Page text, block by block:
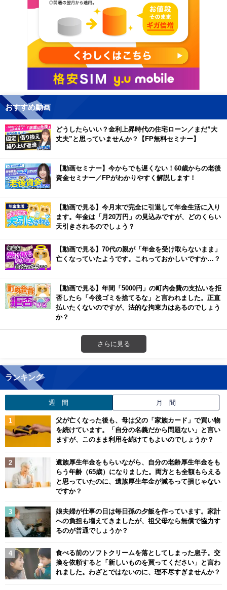
おすすめ動画
どうしたらいい？金利上昇時代の住宅ローン／まだ”大
丈夫”と思っていませんか？【FP無料セミナー】
【動画セミナー】今からでも遅くない！60歳からの老後
資金セミナー／FPがわかりやすく解説します！
【動画で見る】今月末で完全に引退して年金生活に入り
ます。年金は「月20万円」の見込みですが、どのくらい
天引きされるのでしょう？
【動画で見る】70代の親が「年金を受け取らないまま」
亡くなっていたようです。これっておかしいですか…？
【動画で見る】年間「5000円」の町内会費の支払いを拒
否したら「今後ゴミを捨てるな」と言われました。正直
払いたくないのですが、法的な拘束力はあるのでしょう
か？
さらに見る
ランキング
週 間 月 間
父が亡くなった後も、母は父の「家族カード」で買い物
を続けています。「自分の名義だから問題ない」と言い
ますが、このまま利用を続けてもよいのでしょうか？
遺族厚生年金をもらいながら、自分の老齢厚生年金をも
らう年齢（65歳）になりました。両方とも全額もらえる
と思っていたのに、遺族厚生年金が減るって損じゃない
ですか？
娘夫婦が仕事の日は毎日孫の夕飯を作っています。家計
への負担も増えてきましたが、祖父母なら無償で協力す
るのが普通でしょうか？
食べる前のソフトクリームを落としてしまった息子。交
換を依頼すると「新しいものを買ってください」と言わ
れました。わざとではないのに、理不尽すぎませんか？